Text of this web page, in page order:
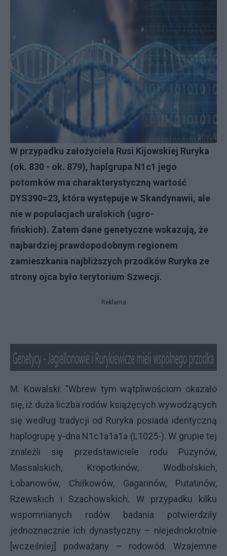
W przypadku założyciela Rusi Kijowskiej Ruryka
(ok. 830 - ok. 879), haplgrupa N1c1 jego
potomków ma charakterystyczną wartość
DYS390=23, która występuje w Skandynawii, ale
nie w populacjach uralskich (ugro-
fińskich). Zatem dane genetyczne wskazują, że
najbardziej prawdopodobnym regionem
zamieszkania najbliższych przodków Ruryka ze
strony ojca było terytorium Szwecji.
Reklama
M. Kowalski: "Wbrew tym wątpliwościom okazało
się, iż duża liczba rodów książęcych wywodzących
się według tradycji od Ruryka posiada identyczną
haplogrupę y-dna N1c1a1a1a (L1025-). W grupie tej
znaleźli się przedstawiciele rodu Puzynów,
Massalskich, Kropotkinów, Wodbolskich,
Łobanowów, Chiłkowów, Gagarinów, Putatinów,
Rżewskich i Szachowskich. W przypadku kilku
wspomnianych rodów badania potwierdziły
jednoznacznie ich dynastyczny – niejednokrotnie
[wcześniej] podważany – rodowód. Wzajemne